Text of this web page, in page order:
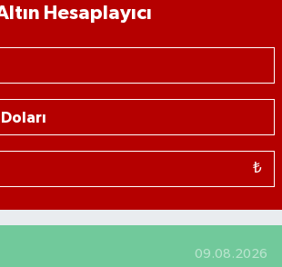
Hesaplayıcı
₺
09.08.2026